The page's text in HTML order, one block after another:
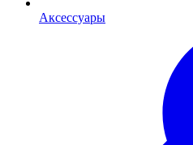
Аксессуары